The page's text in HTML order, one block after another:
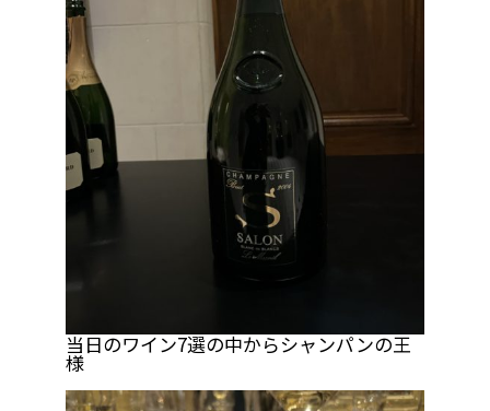
当日のワイン7選の中からシャンパンの王
様